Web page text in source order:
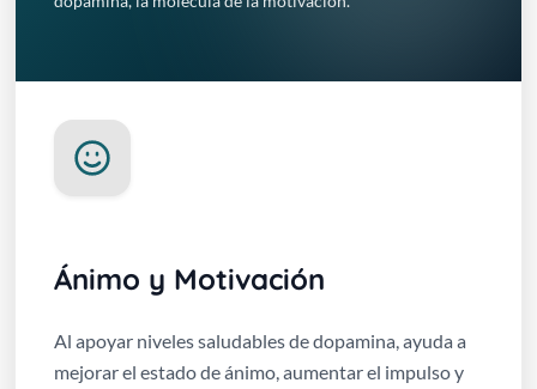
Ánimo y Motivación
Al apoyar niveles saludables de dopamina, ayuda a
mejorar el estado de ánimo, aumentar el impulso y